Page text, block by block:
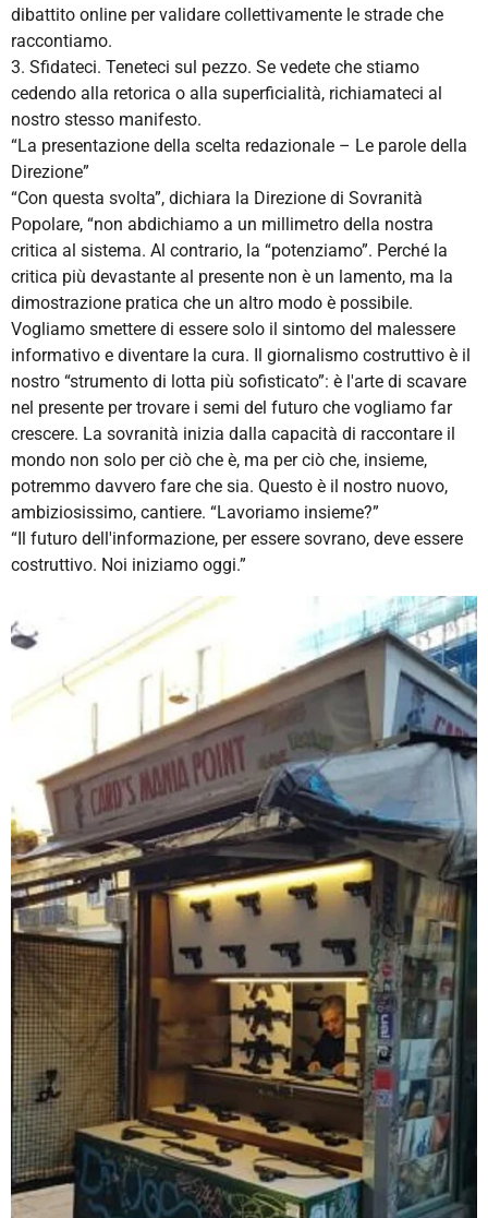
dibattito online per validare collettivamente le strade che
raccontiamo.
3. Sfidateci. Teneteci sul pezzo. Se vedete che stiamo
cedendo alla retorica o alla superficialità, richiamateci al
nostro stesso manifesto.
“La presentazione della scelta redazionale – Le parole della
Direzione”
“Con questa svolta”, dichiara la Direzione di Sovranità
Popolare, “non abdichiamo a un millimetro della nostra
critica al sistema. Al contrario, la “potenziamo”. Perché la
critica più devastante al presente non è un lamento, ma la
dimostrazione pratica che un altro modo è possibile.
Vogliamo smettere di essere solo il sintomo del malessere
informativo e diventare la cura. Il giornalismo costruttivo è il
nostro “strumento di lotta più sofisticato”: è l'arte di scavare
nel presente per trovare i semi del futuro che vogliamo far
crescere. La sovranità inizia dalla capacità di raccontare il
mondo non solo per ciò che è, ma per ciò che, insieme,
potremmo davvero fare che sia. Questo è il nostro nuovo,
ambiziosissimo, cantiere. “Lavoriamo insieme?”
“Il futuro dell'informazione, per essere sovrano, deve essere
costruttivo. Noi iniziamo oggi.”